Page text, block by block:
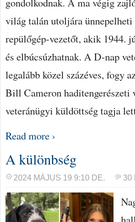
világ talán utoljára
repülőgép-vezetőt, akik 1944.
és elbúcsúzhatnak. A D-nap
legalább közel százéves, fogy
Bill Cameron haditengerészeti
veteránügyi küldöttség tagja
Read more ›
A különbség
2024 MÁJUS 19 9:10 DE. 30